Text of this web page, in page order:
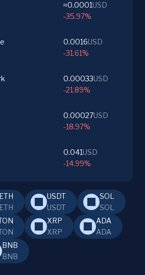
≈0.0001USD
-35.97%
0.0016USD
-31.61%
0.00033USD
-21.89%
0.00027USD
-18.97%
0.041USD
-14.99%
ETH
ETH
USDT
USDT
SOL
SOL
XRP
XRP
ADA
ADA
BNB
BNB